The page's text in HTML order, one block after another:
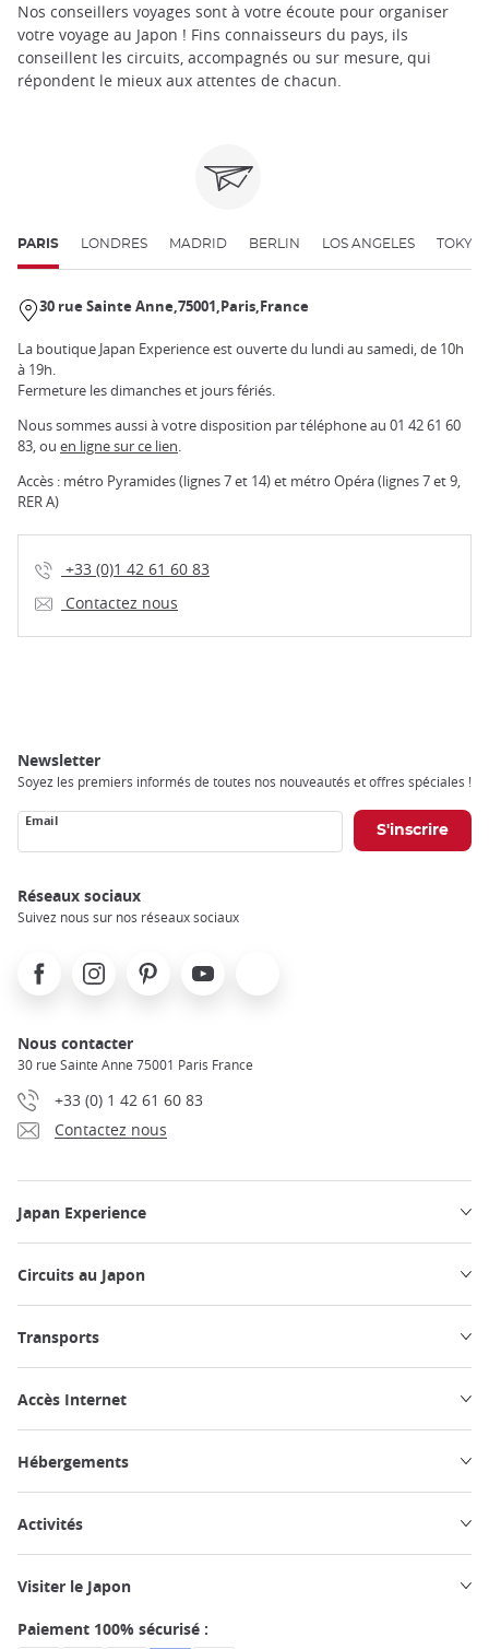
Nos conseillers voyages sont à votre écoute pour organiser
votre voyage au Japon ! Fins connaisseurs du pays, ils
conseillent les circuits, accompagnés ou sur mesure, qui
répondent le mieux aux attentes de chacun.
PARIS LONDRES MADRID BERLIN LOS ANGELES TOKYO
30 rue Sainte Anne 75001 Paris France
La boutique Japan Experience est ouverte du lundi au samedi, de 10h
à 19h.
Fermeture les dimanches et jours fériés.
Nous sommes aussi à votre disposition par téléphone au 01 42 61 60
83, ou en ligne sur ce lien.
Accès : métro Pyramides (lignes 7 et 14) et métro Opéra (lignes 7 et 9,
RER A)
+33 (0)1 42 61 60 83
Contactez nous
Newsletter
Soyez les premiers informés de toutes nos nouveautés et offres spéciales !
Email
Réseaux sociaux
Suivez nous sur nos réseaux sociaux
FacebookInstagramPinterest Youtube
Nous contacter
30 rue Sainte Anne 75001 Paris France
+33 (0) 1 42 61 60 83
Contactez nous
Japan Experience
Circuits au Japon
Transports
Accès Internet
Hébergements
Activités
Visiter le Japon
Paiement 100% sécurisé :